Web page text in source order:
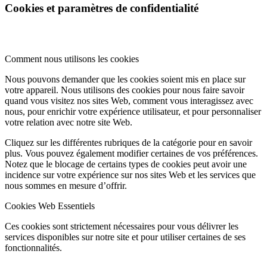
Cookies et paramètres de confidentialité
Comment nous utilisons les cookies
Nous pouvons demander que les cookies soient mis en place sur
votre appareil. Nous utilisons des cookies pour nous faire savoir
quand vous visitez nos sites Web, comment vous interagissez avec
nous, pour enrichir votre expérience utilisateur, et pour personnaliser
votre relation avec notre site Web.
Cliquez sur les différentes rubriques de la catégorie pour en savoir
plus. Vous pouvez également modifier certaines de vos préférences.
Notez que le blocage de certains types de cookies peut avoir une
incidence sur votre expérience sur nos sites Web et les services que
nous sommes en mesure d’offrir.
Cookies Web Essentiels
Ces cookies sont strictement nécessaires pour vous délivrer les
services disponibles sur notre site et pour utiliser certaines de ses
fonctionnalités.